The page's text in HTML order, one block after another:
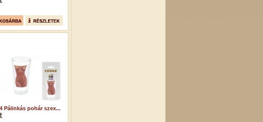
Pálinkás pohár szex...